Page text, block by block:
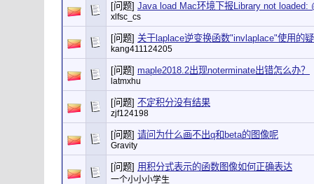
[问题] Java load Mac环境下报Library not loaded:
xlfsc_cs
[问题] 关于laplace逆变换函数"invlaplace"使用的
kang411124205
[问题] maple2018.2出现noterminate出错怎么办？
latmxhu
[问题] 不定积分没有结果
zjf124198
[问题] 请问为什么画不出q和beta的图像呢
Gravity
[问题] 用积分式表示的函数图像如何正确表达
一个小小小学生